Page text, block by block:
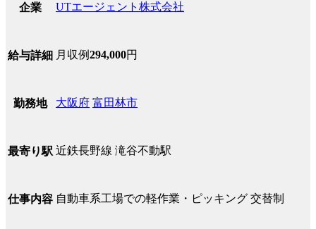
企業 UTエージェント株式会社
給与詳細 月収例294,000円
勤務地 大阪府 富田林市
最寄り駅 近鉄長野線 滝谷不動駅
仕事内容 自動車系工場での軽作業・ピッキング 交替制